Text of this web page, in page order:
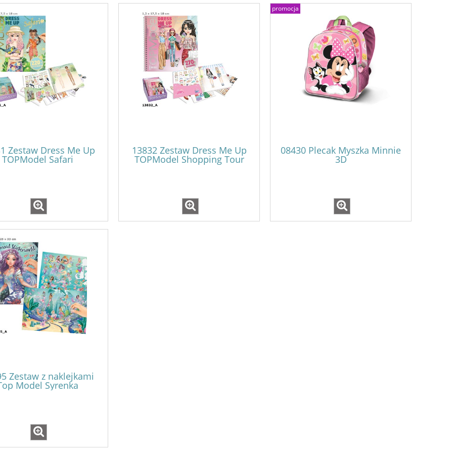
Zestaw Dress Me Up
TOPModel Safari
13832 Zestaw Dress Me Up
TOPModel Shopping Tour
08430 Plecak Myszka Minnie
3D
promocja
Zestaw z naklejkami
Model Syrenka